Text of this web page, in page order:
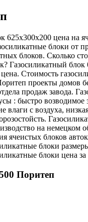
625х300х200 цена на
блоки от
блоков. Сколько
Газосиликатный блок
Стоимость
проекты домов
продаж завода.
: быстро возводимое
влаги с воздуха,
на немецком
ячеистых блоков
блоки
блоки цена за
Поритеп